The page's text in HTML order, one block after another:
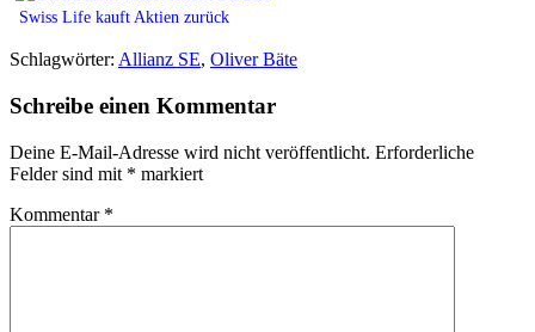
Swiss Life kauft Aktien zurück
Schlagwörter: Allianz SE, Oliver Bäte
Schreibe einen Kommentar
Deine E-Mail-Adresse wird nicht veröffentlicht. Erforderliche
Felder sind mit * markiert
Kommentar *